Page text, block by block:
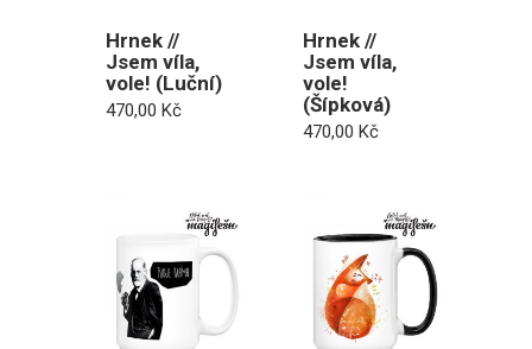
Hrnek //
Jsem víla,
vole! (Luční)
470,00 Kč
Hrnek //
Jsem víla,
vole!
(Šípková)
470,00Kč